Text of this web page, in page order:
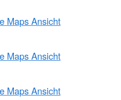
Maps Ansicht
Maps Ansicht
Maps Ansicht